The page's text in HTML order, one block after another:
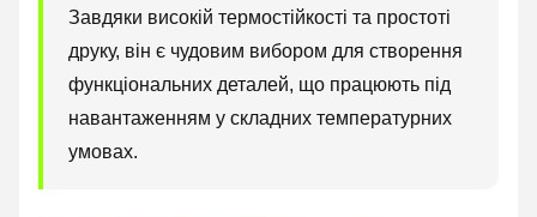
Завдяки високій термостійкості та простоті
друку, він є чудовим вибором для створення
функціональних деталей, що працюють під
навантаженням у складних температурних
умовах.